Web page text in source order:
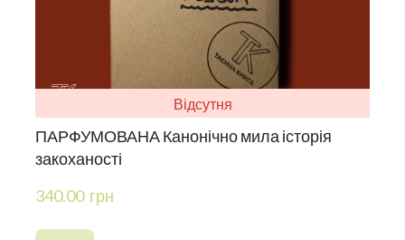
Відсутня
ПАРФУМОВАНА Канонічно мила історія
закоханості
340.00  грн